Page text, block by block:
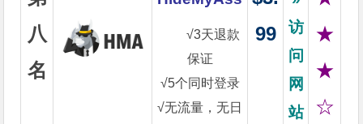
八
名
√3天退款
保证
√5个同时登录
√无流量，无日
99
访
问
网
站
★
★
☆